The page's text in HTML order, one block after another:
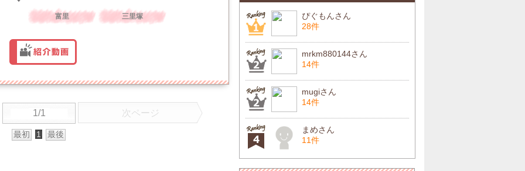
富里 三里塚
1/1 次ページ
最初 1 最後
ぴぐもんさん
28件
mrkm880144さん
14件
mugiさん
14件
まめさん
11件